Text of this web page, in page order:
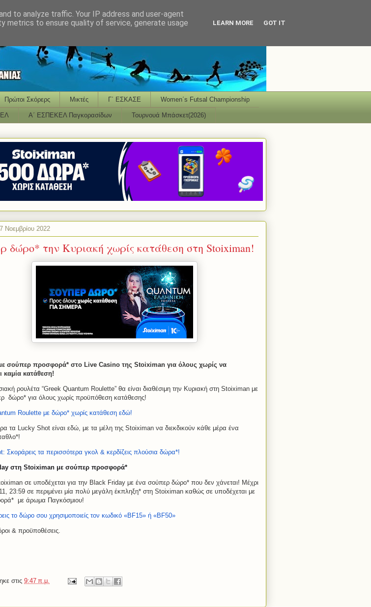
Πρώτοι Σκόρερς Μικτές Γ΄ ΕΣΚΑΣΕ Women΄s Futsal Championship
Α΄ ΕΣΠΕΚΕΛ Παγκορασίδων Τουρνουά Μπάσκετ(2026)
Νοεμβρίου 2022
δώρο* την Κυριακή χωρίς κατάθεση στη Stoiximan!
σούπερ προσφορά* στο Live Casino της Stoiximan για όλους χωρίς να
καμία κατάθεση!
ρουλέτα “Greek Quantum Roulette” θα είναι διαθέσιμη την Κυριακή στη Stoiximan με
δώρο* για όλους χωρίς προϋπόθεση κατάθεσης!
Roulette με δώρο* χωρίς κατάθεση εδώ!
τα Lucky Shot είναι εδώ, με τα μέλη της Stoiximan να διεκδικούν κάθε μέρα ένα
Σκοράρεις τα περισσότερα γκολ & κερδίζεις πλούσια δώρα*!
στη Stoiximan με σούπερ προσφορά*
σε υποδέχεται για την Black Friday με ένα σούπερ δώρο* που δεν χάνεται! Μέχρι
11, 23:59 σε περιμένει μία πολύ μεγάλη έκπληξη* στη Stoiximan καθώς σε υποδέχεται με
με άρωμα Παγκόσμιου!
το δώρο σου χρησιμοποιείς τον κωδικό «BF15» ή «BF50»
& προϋποθέσεις.
στις 9:47 π.μ.
to analyze traffic. Your IP address and user-agent
metrics to ensure quality of service, generate usage
LEARN MORE GOT IT